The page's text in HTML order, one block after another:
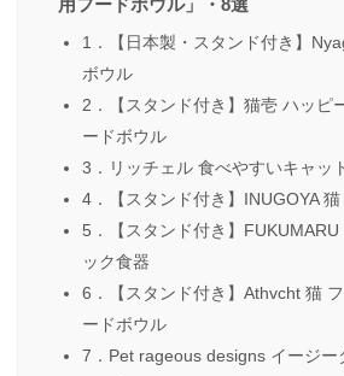
用フードボウル」・8選
1．【日本製・スタンド付き】
ボウル
2．【スタンド付き】猫壱 ハッピ
ードボウル
3．リッチェル 食べやすいキャッ
4．【スタンド付き】INUGOYA
5．【スタンド付き】FUKUMARU
ック食器
6．【スタンド付き】Athvcht 猫
ードボウル
7．Pet rageous designs イージー